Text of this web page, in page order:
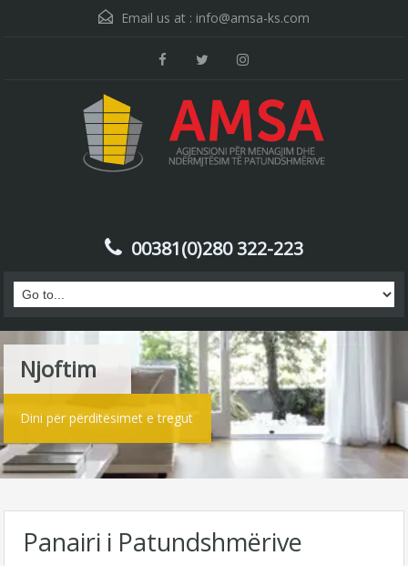
Email us at : info@amsa-ks.com
00381(0)280 322-223
Njoftim
Dini për përditësimet e tregut
Panairi i Patundshmërive